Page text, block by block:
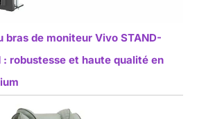
bras de moniteur Vivo STAND-
: robustesse et haute qualité en